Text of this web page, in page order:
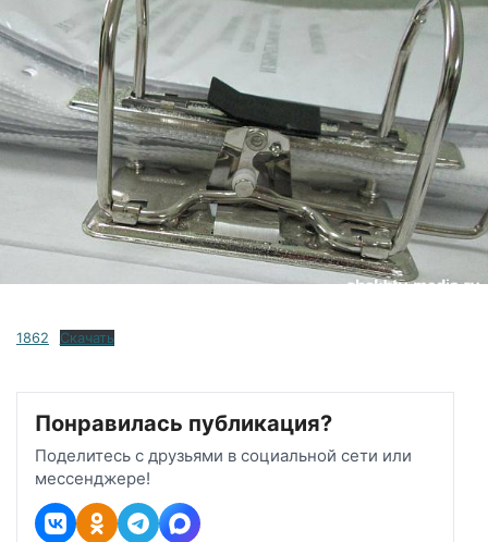
1862 Скачать
Понравилась публикация?
Поделитесь с друзьями в социальной сети или
мессенджере!